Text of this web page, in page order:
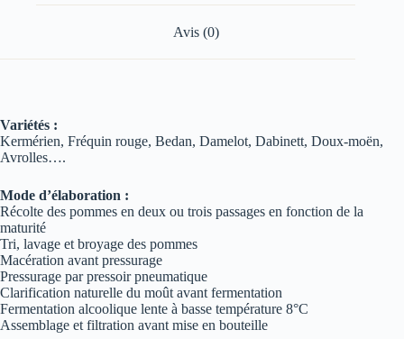
Avis (0)
Variétés :
Kermérien, Fréquin rouge, Bedan, Damelot, Dabinett, Doux-moën,
Avrolles….
Mode d’élaboration :
Récolte des pommes en deux ou trois passages en fonction de la
maturité
Tri, lavage et broyage des pommes
Macération avant pressurage
Pressurage par pressoir pneumatique
Clarification naturelle du moût avant fermentation
Fermentation alcoolique lente à basse température 8°C
Assemblage et filtration avant mise en bouteille